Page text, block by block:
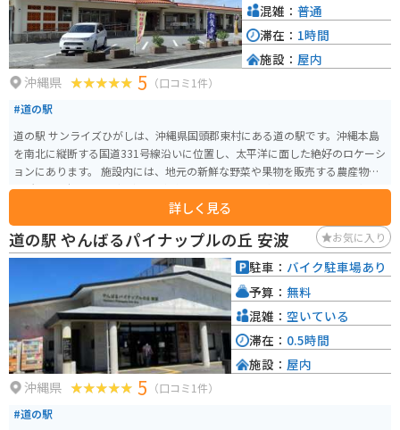
沖縄県 5 （口コミ1件）
#道の駅
道の駅 サンライズひがしは、沖縄県国頭郡東村にある道の駅です。沖縄本島
を南北に縦断する国道331号線沿いに位置し、太平洋に面した絶好のロケーシ
ョンにあります。 施設内には、地元の新鮮な野菜や果物を販売する農産物直
売所や、沖縄そばなどの軽食を提供するレストランがあります。また、太平
洋を一望できる展望台からは、水平線から昇る朝日を眺めることができま
す。 バイクで訪れる場合、道の駅には広々とした駐車場が完備されているの
で安心です。周辺には、慶佐次湾のヒルギ林など、自然豊かな観光スポットも
点在しています。 東村は、パイナップルの生産が盛んな地域として知られて
います。道の駅 サンライズひがしでも、新鮮なパイナップルや、パイナップ
ルを使った加工品を購入することができます。また、東村で収穫される海ぶ
どうもおすすめです。
詳しく見る
混雑： 普通
滞在： 1時間
施設： 屋内
道の駅 やんばるパイナップルの丘 安波 お気に入り
沖縄県 5 （口コミ1件）
#道の駅
駐車： バイク駐車場あり
予算： 無料
混雑： 空いている
滞在： 0.5時間
施設： 屋内